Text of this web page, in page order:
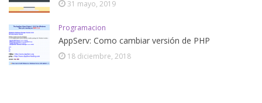
31 mayo, 2019
Programacion
AppServ: Como cambiar versión de PHP
18 diciembre, 2018